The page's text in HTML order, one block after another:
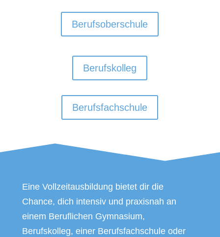
Berufsoberschule
Berufskolleg
Berufsfachschule
Eine Vollzeitausbildung bietet dir die
Chance, dich intensiv und praxisnah an
einem Beruflichen Gymnasium,
Berufskolleg, einer Berufsfachschule oder